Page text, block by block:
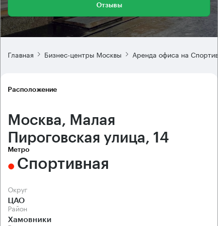
Отзывы
Главная Бизнес-центры Москвы Аренда офиса на
Расположение
Москва, Малая
Пироговская улица, 14
Метро
Спортивная
Округ
ЦАО
Район
Хамовники